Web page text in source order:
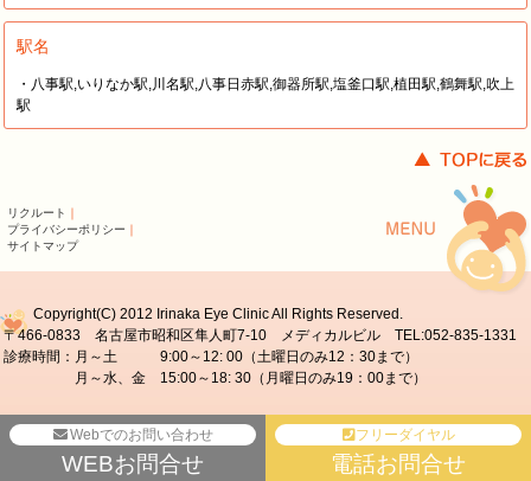
駅名
・八事駅,いりなか駅,川名駅,八事日赤駅,御器所駅,塩釜口駅,植田駅,鶴舞駅,吹上
駅
リクルート ｜
プライバシーポリシー ｜
サイトマップ
Copyright(C) 2012 Irinaka Eye Clinic All Rights Reserved.
〒466-0833 名古屋市昭和区隼人町7-10 メディカルビル TEL:052-835-1331
診療時間：月～土 9:00～12: 00（土曜日のみ12：30まで）
月～水、金 15:00～18: 30（月曜日のみ19：00まで）
Webでのお問い合わせ
WEBお問合せ
フリーダイヤル
電話お問合せ